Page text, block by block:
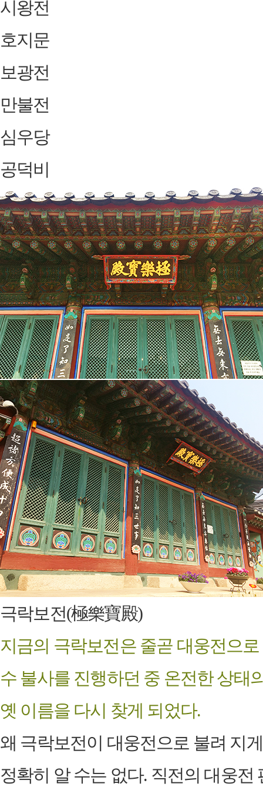
시왕전
호지문
보광전
만불전
심우당
공덕비
극락보전(極樂寶殿)
지금의 극락보전은 줄곧 대웅전으로
수 불사를 진행하던 중 온전한 상태
옛 이름을 다시 찾게 되었다.
왜 극락보전이 대웅전으로 불려 지
정확히 알 수는 없다. 직전의 대웅전